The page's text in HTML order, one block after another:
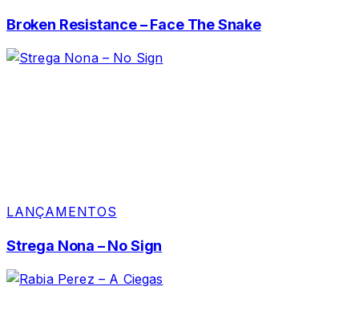
Broken Resistance – Face The Snake
LANÇAMENTOS
Strega Nona – No Sign